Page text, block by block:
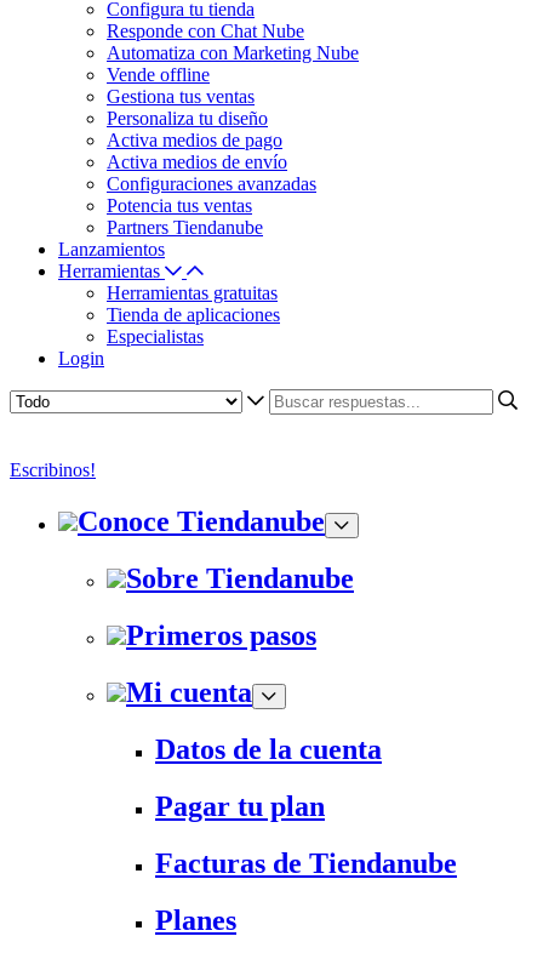
Configura tu tienda
Responde con Chat Nube
Automatiza con Marketing Nube
Vende offline
Gestiona tus ventas
Personaliza tu diseño
Activa medios de pago
Activa medios de envío
Configuraciones avanzadas
Potencia tus ventas
Partners Tiendanube
Lanzamientos
Herramientas
Herramientas gratuitas
Tienda de aplicaciones
Especialistas
Login
Escribinos!
Conoce Tiendanube
Sobre Tiendanube
Primeros pasos
Mi cuenta
Datos de la cuenta
Pagar tu plan
Facturas de Tiendanube
Planes